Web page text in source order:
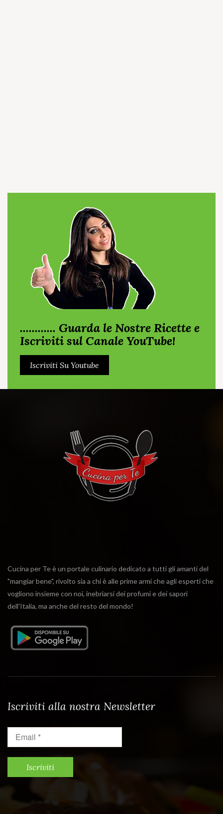
............ Guarda le Nostre Ricette e
Iscriviti sul Canale YouTube!
Iscriviti Su Youtube
Cucina per Te è un portale culinario dedicato a tutti gli amanti del
"mangiar bene", rivolto sia a chi è alle prime armi che agli esperti che
vogliono insieme con noi, inebriarsi dei profumi e dei sapori
dell'Italia, ma anche del resto del mondo!
Iscriviti alla nostra Newsletter